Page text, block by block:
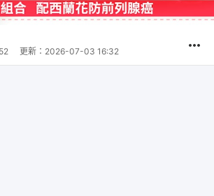
更新： 2026-07-03 16:32